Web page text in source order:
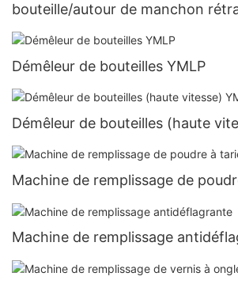
bouteille/autour de manchon
Démêleur de bouteilles YMLP
Démêleur de bouteilles (haute
Machine de remplissage de
Machine de remplissage